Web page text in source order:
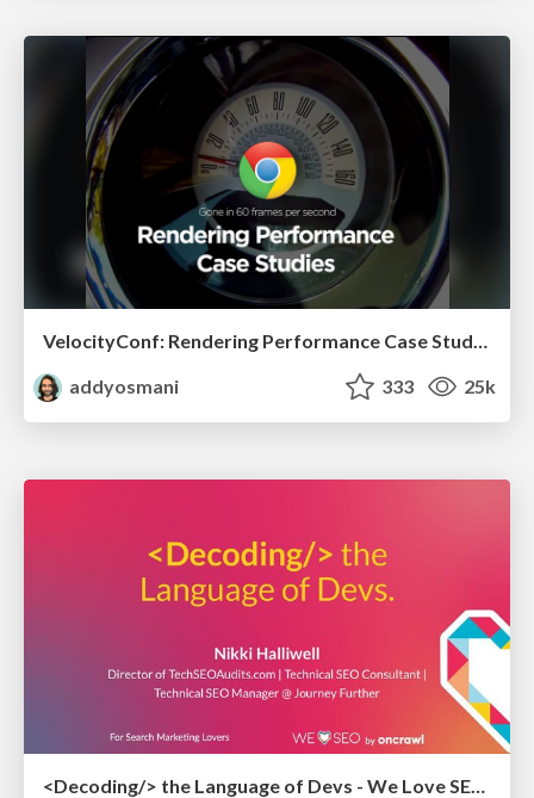
VelocityConf: Rendering Performance Case Studies
addyosmani
333 25k
<Decoding/> the Language of Devs - We Love SEO 2024